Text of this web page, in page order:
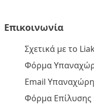
Επικοινωνία
Σχετικά με το
Φόρμα
Email
Φόρμα